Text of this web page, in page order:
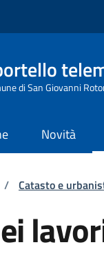
di San Giovanni
Novità
di pane
/ Catasto e